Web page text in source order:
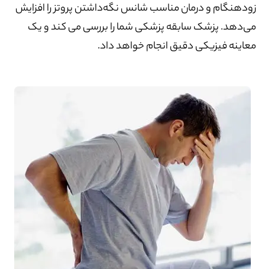
زودهنگام و درمان مناسب شانس نگه‌داشتن پروتز را افزایش
می‌دهد. پزشک سابقه پزشکی شما را بررسی می کند و یک
معاینه فیزیکی دقیق انجام خواهد داد.